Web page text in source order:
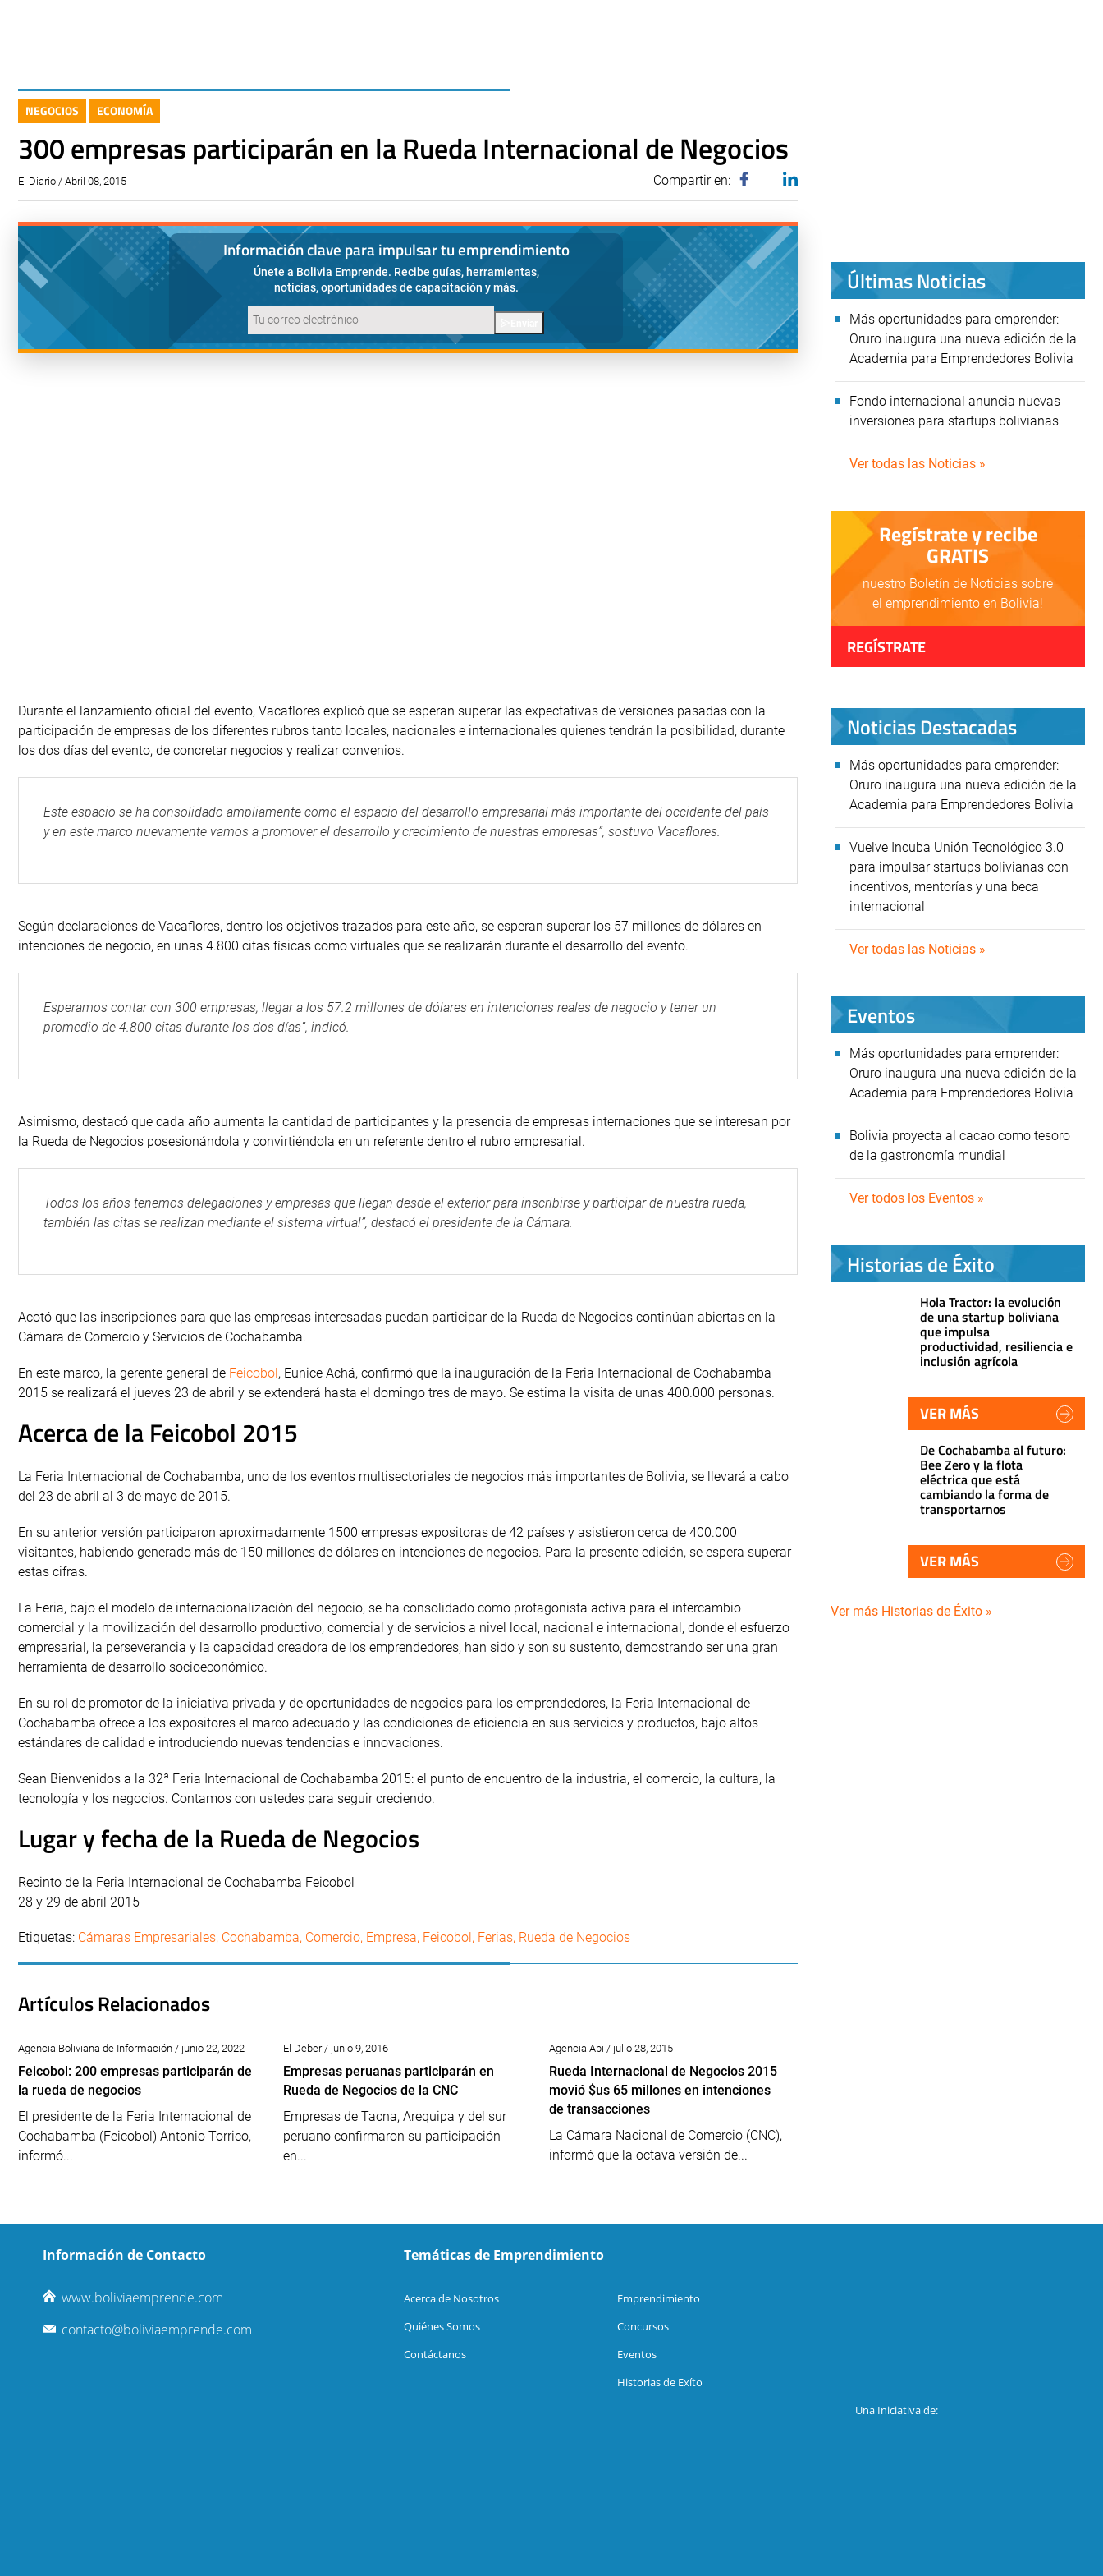
NEGOCIOS ECONOMÍA
300 empresas participarán en la Rueda Internacional de Negocios
El Diario / Abril 08, 2015 Compartir en:
Información clave para impulsar tu emprendimiento
Únete a Bolivia Emprende. Recibe guías, herramientas,
noticias, oportunidades de capacitación y más.
Durante el lanzamiento oficial del evento, Vacaflores explicó que se esperan superar las expectativas de versiones pasadas con la
participación de empresas de los diferentes rubros tanto locales, nacionales e internacionales quienes tendrán la posibilidad, durante
los dos días del evento, de concretar negocios y realizar convenios.
Este espacio se ha consolidado ampliamente como el espacio del desarrollo empresarial más importante del occidente del país
y en este marco nuevamente vamos a promover el desarrollo y crecimiento de nuestras empresas”, sostuvo Vacaflores.
Según declaraciones de Vacaflores, dentro los objetivos trazados para este año, se esperan superar los 57 millones de dólares en
intenciones de negocio, en unas 4.800 citas físicas como virtuales que se realizarán durante el desarrollo del evento.
Esperamos contar con 300 empresas, llegar a los 57.2 millones de dólares en intenciones reales de negocio y tener un
promedio de 4.800 citas durante los dos días”, indicó.
Asimismo, destacó que cada año aumenta la cantidad de participantes y la presencia de empresas internaciones que se interesan por
la Rueda de Negocios posesionándola y convirtiéndola en un referente dentro el rubro empresarial.
Todos los años tenemos delegaciones y empresas que llegan desde el exterior para inscribirse y participar de nuestra rueda,
también las citas se realizan mediante el sistema virtual”, destacó el presidente de la Cámara.
Acotó que las inscripciones para que las empresas interesadas puedan participar de la Rueda de Negocios continúan abiertas en la
Cámara de Comercio y Servicios de Cochabamba.
En este marco, la gerente general de Feicobol, Eunice Achá, confirmó que la inauguración de la Feria Internacional de Cochabamba
2015 se realizará el jueves 23 de abril y se extenderá hasta el domingo tres de mayo. Se estima la visita de unas 400.000 personas.
Acerca de la Feicobol 2015
La Feria Internacional de Cochabamba, uno de los eventos multisectoriales de negocios más importantes de Bolivia, se llevará a cabo
del 23 de abril al 3 de mayo de 2015.
En su anterior versión participaron aproximadamente 1500 empresas expositoras de 42 países y asistieron cerca de 400.000
visitantes, habiendo generado más de 150 millones de dólares en intenciones de negocios. Para la presente edición, se espera superar
estas cifras.
La Feria, bajo el modelo de internacionalización del negocio, se ha consolidado como protagonista activa para el intercambio
comercial y la movilización del desarrollo productivo, comercial y de servicios a nivel local, nacional e internacional, donde el esfuerzo
empresarial, la perseverancia y la capacidad creadora de los emprendedores, han sido y son su sustento, demostrando ser una gran
herramienta de desarrollo socioeconómico.
En su rol de promotor de la iniciativa privada y de oportunidades de negocios para los emprendedores, la Feria Internacional de
Cochabamba ofrece a los expositores el marco adecuado y las condiciones de eficiencia en sus servicios y productos, bajo altos
estándares de calidad e introduciendo nuevas tendencias e innovaciones.
Sean Bienvenidos a la 32ª Feria Internacional de Cochabamba 2015: el punto de encuentro de la industria, el comercio, la cultura, la
tecnología y los negocios. Contamos con ustedes para seguir creciendo.
Lugar y fecha de la Rueda de Negocios
Recinto de la Feria Internacional de Cochabamba Feicobol
28 y 29 de abril 2015
Etiquetas: Cámaras Empresariales, Cochabamba, Comercio, Empresa, Feicobol, Ferias, Rueda de Negocios
Artículos Relacionados
Agencia Boliviana de Información / junio 22, 2022
Feicobol: 200 empresas participarán de
la rueda de negocios
El presidente de la Feria Internacional de
Cochabamba (Feicobol) Antonio Torrico,
informó...
El Deber / junio 9, 2016
Empresas peruanas participarán en
Rueda de Negocios de la CNC
Empresas de Tacna, Arequipa y del sur
peruano confirmaron su participación
en...
Agencia Abi / julio 28, 2015
Rueda Internacional de Negocios 2015
movió $us 65 millones en intenciones
de transacciones
La Cámara Nacional de Comercio (CNC),
informó que la octava versión de...
Últimas Noticias
Más oportunidades para emprender:
Oruro inaugura una nueva edición de la
Academia para Emprendedores Bolivia
Fondo internacional anuncia nuevas
inversiones para startups bolivianas
Ver todas las Noticias »
Regístrate y recibe
GRATIS
nuestro Boletín de Noticias sobre
el emprendimiento en Bolivia!
REGÍSTRATE
Noticias Destacadas
Más oportunidades para emprender:
Oruro inaugura una nueva edición de la
Academia para Emprendedores Bolivia
Vuelve Incuba Unión Tecnológico 3.0
para impulsar startups bolivianas con
incentivos, mentorías y una beca
internacional
Ver todas las Noticias »
Eventos
Más oportunidades para emprender:
Oruro inaugura una nueva edición de la
Academia para Emprendedores Bolivia
Bolivia proyecta al cacao como tesoro
de la gastronomía mundial
Ver todos los Eventos »
Historias de Éxito
Hola Tractor: la evolución
de una startup boliviana
que impulsa
productividad, resiliencia e
inclusión agrícola
VER MÁS
De Cochabamba al futuro:
Bee Zero y la flota
eléctrica que está
cambiando la forma de
transportarnos
VER MÁS
Ver más Historias de Éxito »
Información de Contacto
www.boliviaemprende.com
contacto@boliviaemprende.com
Temáticas de Emprendimiento
Acerca de Nosotros
Quiénes Somos
Contáctanos
Emprendimiento
Concursos
Eventos
Historias de Exíto
Una Iniciativa de: